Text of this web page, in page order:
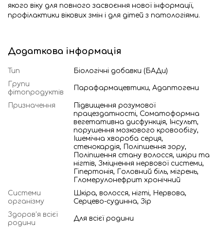
якого віку для повного засвоєння нової інформації,
профілактики вікових змін і для дітей з патологіями.
Додаткова інформація
Тип
Біологічні добавки (БАДи)
Групи
фітопродуктів
Парафармацевтики, Адаптогени
Призначення
Підвищення розумової
працездатності, Соматоформна
вегетативна дисфункція, Інсульт,
порушення мозкового кровообігу,
Ішемічна хвороба серця,
стенокардія, Поліпшення зору,
Поліпшення стану волосся, шкіри та
нігтів, Зміцнення нервової системи,
Гіпертонія, Головний біль, мігрень,
Гломерулонефрит хронічний
Системи
організму
Шкіра, волосся, нігті, Нервова,
Серцево-судинна, Зір
Здоров'я всієї
родини
Для всієї родини